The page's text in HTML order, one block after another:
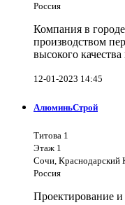
Россия
Компания в
производством
высокого
12-01-2023 14:45
АлюминьСтрой
Титова 1
Этаж 1
Сочи, Краснодарский
Россия
Проектирование